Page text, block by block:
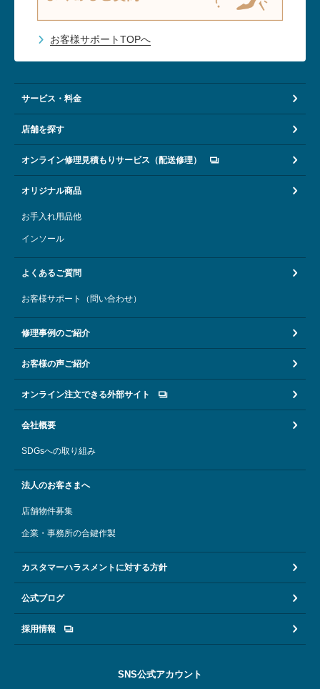
お客様サポートTOPへ
サービス・料金
店舗を探す
オンライン修理見積もりサービス（配送修理）
オリジナル商品
お手入れ用品他
インソール
よくあるご質問
お客様サポート（問い合わせ）
修理事例のご紹介
お客様の声ご紹介
オンライン注文できる外部サイト
会社概要
SDGsへの取り組み
法人のお客さまへ
店舗物件募集
企業・事務所の合鍵作製
カスタマーハラスメントに対する方針
公式ブログ
採用情報
SNS公式アカウント